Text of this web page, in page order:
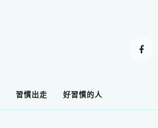
習慣出走 好習慣的人